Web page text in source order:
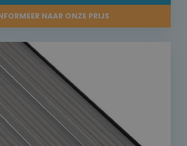
NAAR ONZE PRIJS